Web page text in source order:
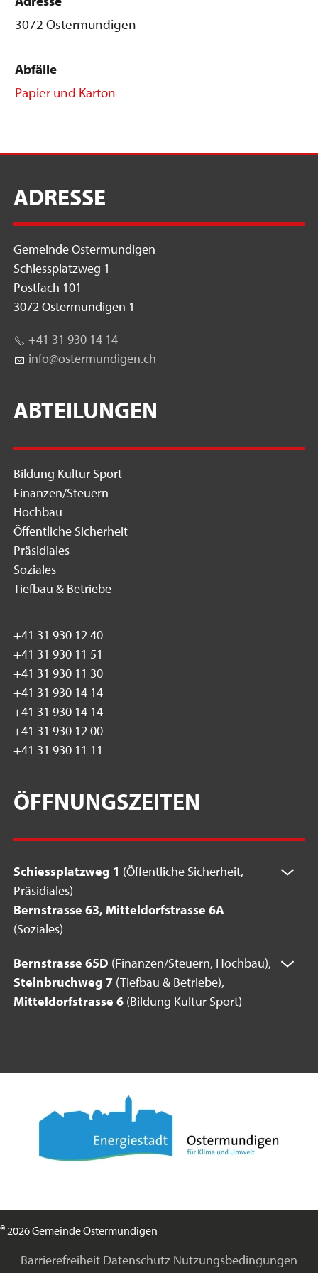
3072 Ostermundigen
Abfälle
Papier und Karton
ADRESSE
Gemeinde Ostermundigen
Schiessplatzweg 1
Postfach 101
3072 Ostermundigen 1
+41 31 930 14 14
nf
st rm nd g n ch
ABTEILUNGEN
Bildung Kultur Sport
Finanzen/Steuern
Hochbau
Öffentliche Sicherheit
Präsidiales
Soziales
Tiefbau & Betriebe
+41 31 930 12 40
+41 31 930 11 51
+41 31 930 11 30
+41 31 930 14 14
+41 31 930 14 14
+41 31 930 12 00
+41 31 930 11 11
ÖFFNUNGSZEITEN
Schiessplatzweg 1 (Öffentliche Sicherheit,
Präsidiales)
Bernstrasse 63, Mitteldorfstrasse 6A
(Soziales)
Bernstrasse 65D (Finanzen/Steuern, Hochbau),
Steinbruchweg 7 (Tiefbau & Betriebe),
Mitteldorfstrasse 6 (Bildung Kultur Sport)
© 2026 Gemeinde Ostermundigen
Barrierefreiheit Datenschutz Nutzungsbedingungen